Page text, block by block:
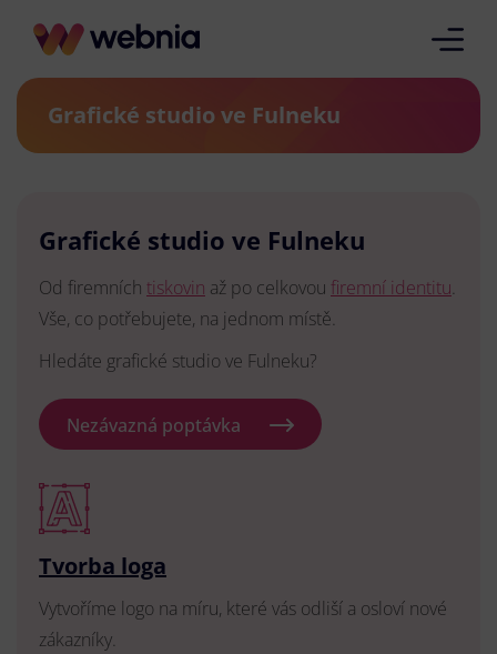
Grafické studio ve Fulneku
Grafické studio ve Fulneku
Od firemních tiskovin až po celkovou firemní identitu.
Vše, co potřebujete, na jednom místě.
Hledáte grafické studio ve Fulneku?
Nezávazná poptávka
Tvorba loga
Vytvoříme logo na míru, které vás odliší a osloví nové
zákazníky.